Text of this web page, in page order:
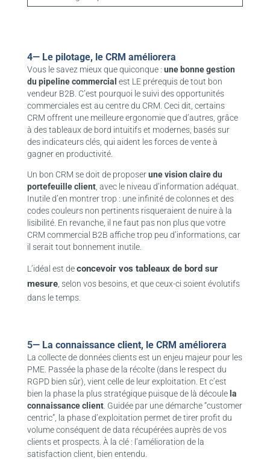
4— Le pilotage, le CRM améliorera
Vous le savez mieux que quiconque : une bonne gestion
du pipeline commercial est LE prérequis de tout bon
vendeur B2B. C’est pourquoi le suivi des opportunités
commerciales est au centre du CRM. Ceci dit, certains
CRM offrent une meilleure ergonomie que d’autres, grâce
à des tableaux de bord intuitifs et modernes, basés sur
des indicateurs clés, qui aident les forces de vente à
gagner en productivité.
Un bon CRM se doit de proposerune vision claire du
portefeuille client, avec le niveau d’information adéquat.
Inutile d’en montrer trop : une infinité de colonnes et des
codes couleurs non pertinents risqueraient de nuire à la
lisibilité. En revanche, il ne faut pas non plus que votre
CRM commercial B2B affiche trop peu d’informations, car
il serait tout bonnement inutile.
L’idéal est de concevoir vos tableaux de bord sur
mesure, selon vos besoins, et que ceux-ci soient évolutifs
dans le temps.
5— La connaissance client, le CRM améliorera
La collecte de données clients est un enjeu majeur pour les
PME. Passée la phase de la récolte (dans le respect du
RGPD bien sûr), vient celle de leur exploitation. Et c’est
bien la phase la plus stratégique puisque de là découlela
connaissance client. Guidée par une démarche “customer
centric”, la phase d’exploitation permet de tirer profit du
volume conséquent de data récupérées auprès de vos
clients et prospects. À la clé : l’amélioration de la
satisfaction client, bien entendu.